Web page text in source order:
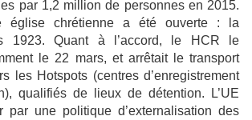
par 1,2 million de personnes en 2015.
église chrétienne a été ouverte : la
1923. Quant à l’accord, le HCR le
le 22 mars, et arrêtait le transport
les Hotspots (centres d’enregistrement
qualifiés de lieux de détention. L’UE
par une politique d’externalisation des